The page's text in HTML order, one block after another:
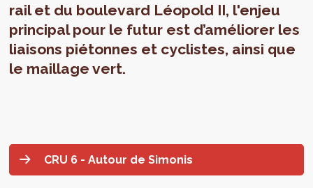
rail et du boulevard Léopold II, l'enjeu
principal pour le futur est d’améliorer les
liaisons piétonnes et cyclistes, ainsi que
le maillage vert.
CRU 6 - Autour de Simonis